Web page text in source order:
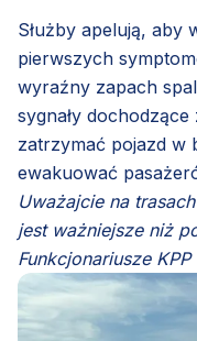
Służby apelują, aby
pierwszych
wyraźny zapach
sygnały
zatrzymać pojazd w
ewakuować
Uważajcie na
jest ważniejsze niż
Funkcjonariusze